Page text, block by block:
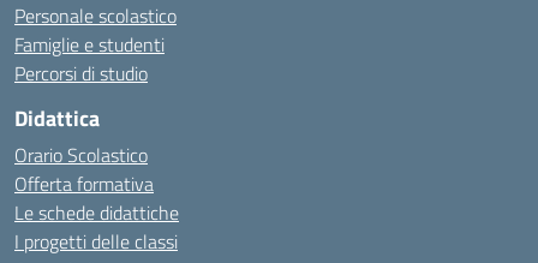
Personale scolastico
Famiglie e studenti
Percorsi di studio
Didattica
Orario Scolastico
Offerta formativa
Le schede didattiche
I progetti delle classi